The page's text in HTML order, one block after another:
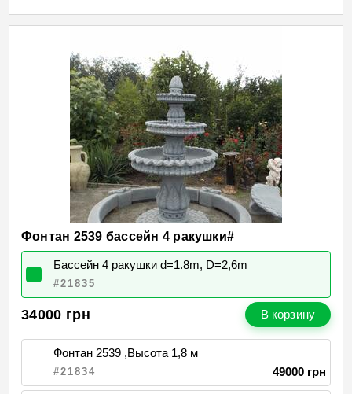
Фонтан 2539 бассейн 4 ракушки#
Бассейн 4 ракушки d=1.8m, D=2,6m
#21835
34000 грн В корзину
Фонтан 2539 ,Высота 1,8 м
#21834 49000 грн